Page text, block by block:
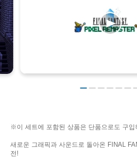
※이 세트에 포함된 상품은 단품으로도 구입
새로운 그래픽과 사운드로 돌아온 FINAL
전!